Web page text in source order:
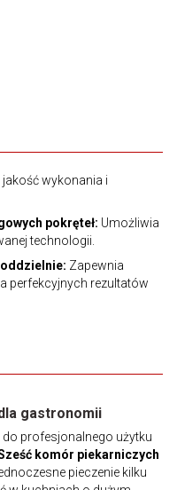
wykonania i
pokręteł: Umożliwia
technologii.
Zapewnia
perfekcyjnych rezultatów
gastronomii
do profesjonalnego użytku
komór piekarniczych
pieczenie kilku